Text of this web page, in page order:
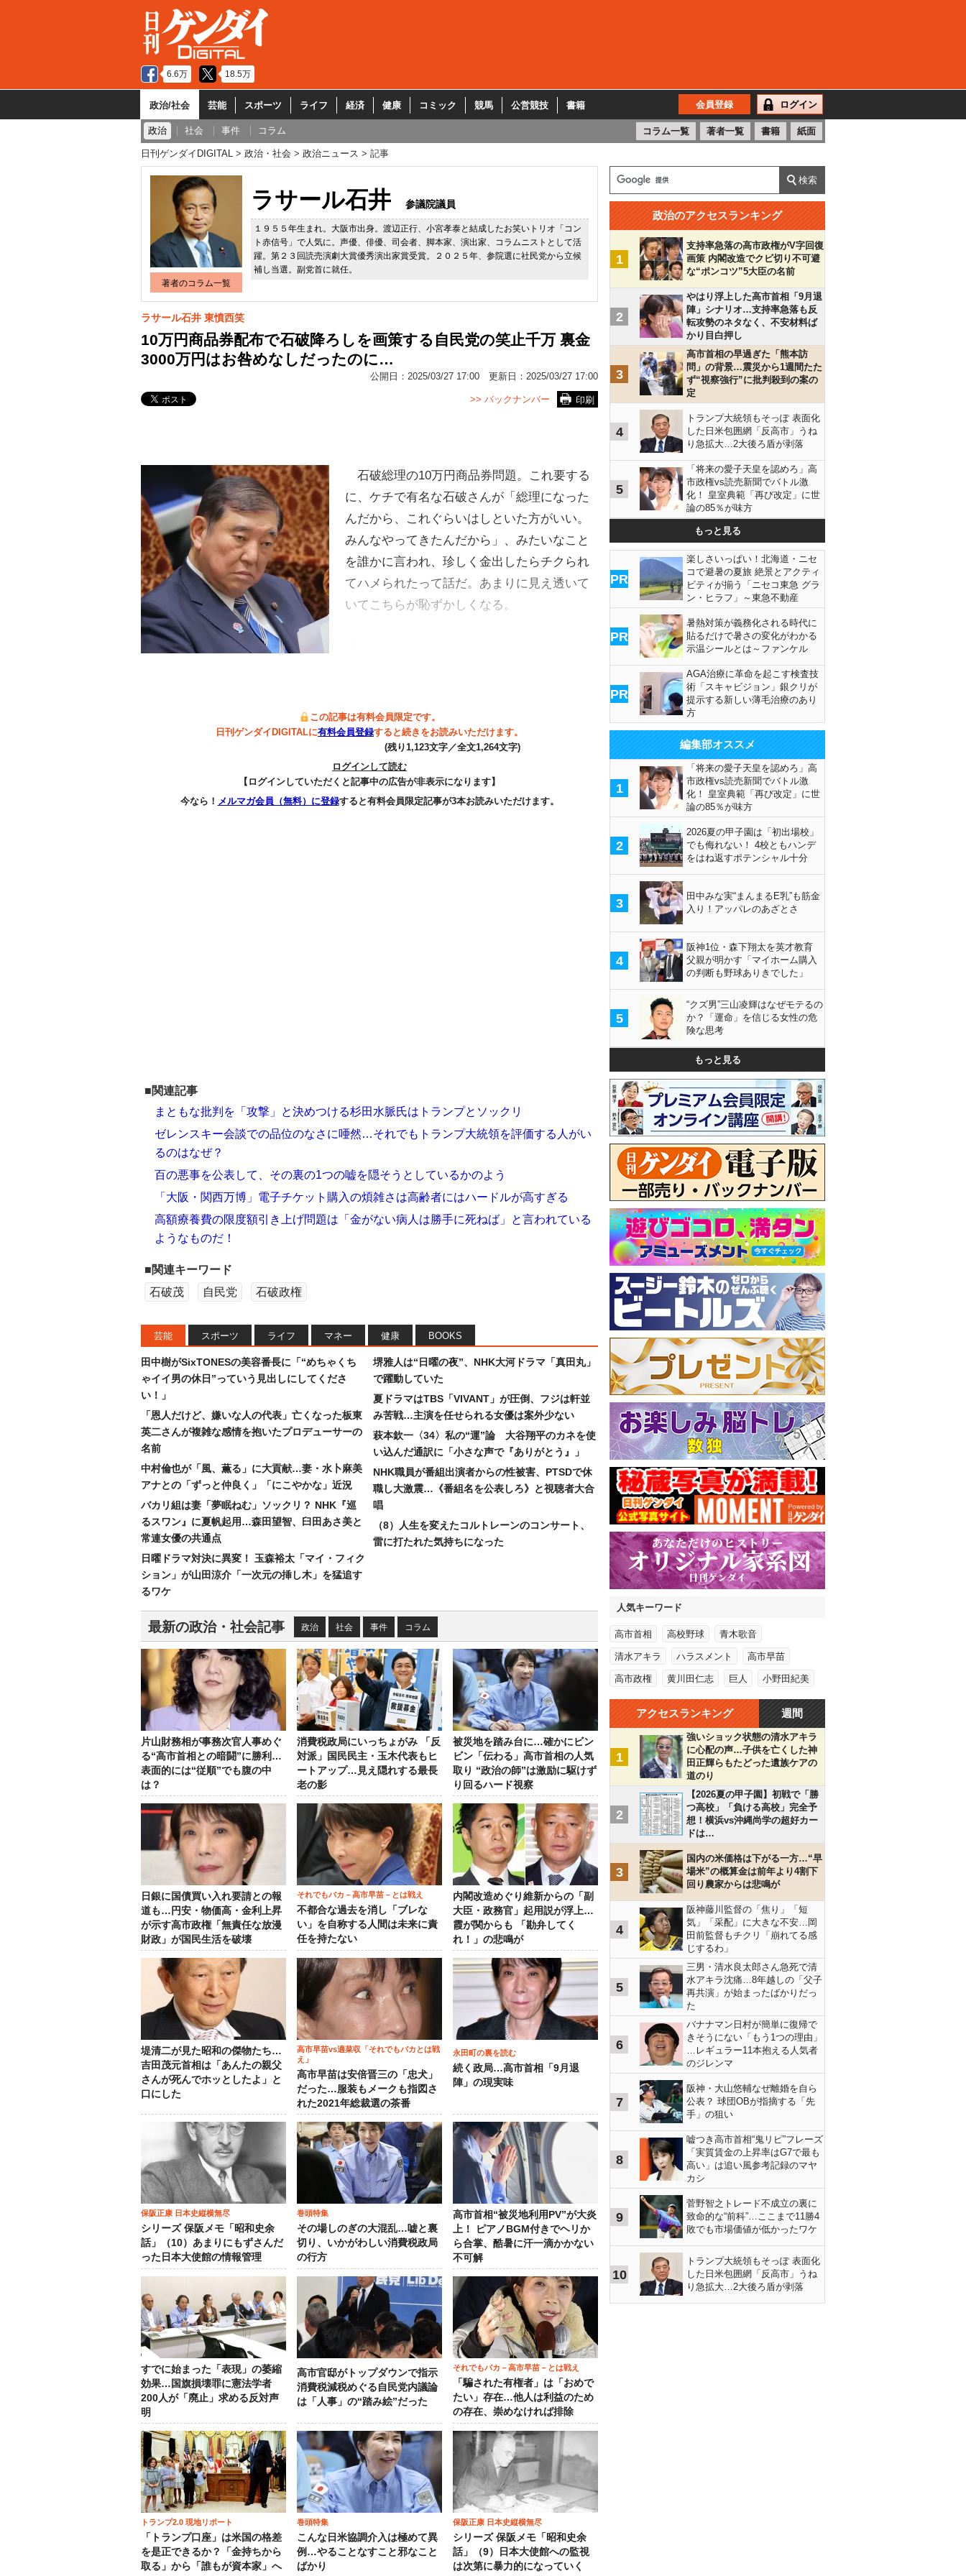
6.6万 18.5万
政治/社会 芸能 スポーツ ライフ 経済 健康 コミック 競馬 公営競技 書籍 会員登録 ログイン
政治 社会 事件 コラム コラム一覧 著者一覧 書籍 紙面
日刊ゲンダイDIGITAL 政治・社会 政治ニュース 記事
著者のコラム一覧
ラサール石井 参議院議員
１９５５年生まれ。大阪市出身。渡辺正行、小宮孝泰と結成したお笑いトリオ「コン
ト赤信号」で人気に。声優、俳優、司会者、脚本家、演出家、コラムニストとして活
躍。第２３回読売演劇大賞優秀演出家賞受賞。２０２５年、参院選に社民党から立候
補し当選。副党首に就任。
ラサール石井 東憤西笑
10万円商品券配布で石破降ろしを画策する自民党の笑止千万 裏金
3000万円はお咎めなしだったのに…
公開日： 2025/03/27 17:00 更新日： 2025/03/27 17:00
印刷
>> バックナンバー
石破総理の10万円商品券問題。これ要する
に、ケチで有名な石破さんが「総理になった
んだから、これぐらいはしといた方がいい。
みんなやってきたんだから」、みたいなこと
を誰かに言われ、珍しく金出したらチクられ
てハメられたって話だ。あまりに見え透いて
いてこちらが恥ずかしくなる。
この記事は有料会員限定です。
日刊ゲンダイDIGITALに有料会員登録すると続きをお読みいただけます。
(残り1,123文字／全文1,264文字)
ログインして読む
【ログインしていただくと記事中の広告が非表示になります】
今なら！ メルマガ会員（無料）に登録すると有料会員限定記事が3本お読みいただけます。
■関連記事
まともな批判を「攻撃」と決めつける杉田水脈氏はトランプとソックリ
ゼレンスキー会談での品位のなさに唖然…それでもトランプ大統領を評価する人がい
るのはなぜ？
百の悪事を公表して、その裏の1つの嘘を隠そうとしているかのよう
「大阪・関西万博」電子チケット購入の煩雑さは高齢者にはハードルが高すぎる
高額療養費の限度額引き上げ問題は「金がない病人は勝手に死ねば」と言われている
ようなものだ！
■関連キーワード
石破茂
自民党 石破政権
芸能 スポーツ ライフ マネー 健康 BOOKS
田中樹がSixTONESの美容番長に「“めちゃくち
ゃイイ男の休日”っていう見出しにしてくださ
い！」
「恩人だけど、嫌いな人の代表」亡くなった板東
英二さんが複雑な感情を抱いたプロデューサーの
名前
中村倫也が「風、薫る」に大貢献…妻・水卜麻美
アナとの「ずっと仲良く」「にこやかな」近況
バカリ組は妻「夢眠ねむ」ソックリ？ NHK『巡
るスワン』に夏帆起用…森田望智、臼田あさ美と
常連女優の共通点
日曜ドラマ対決に異変！ 玉森裕太「マイ・フィク
ション」が山田涼介「一次元の挿し木」を猛追す
るワケ
堺雅人は“日曜の夜”、NHK大河ドラマ「真田丸」
で躍動していた
夏ドラマはTBS「VIVANT」が圧倒、フジは軒並
み苦戦…主演を任せられる女優は案外少ない
萩本欽一〈34〉私の“運”論 大谷翔平のカネを使
い込んだ通訳に「小さな声で『ありがとう』」
NHK職員が番組出演者からの性被害、PTSDで休
職し大激震…《番組名を公表しろ》と視聴者大合
唱
（8）人生を変えたコルトレーンのコンサート、
雷に打たれた気持ちになった
最新の政治・社会記事 政治 社会 事件 コラム
片山財務相が事務次官人事めぐ
る“高市首相との暗闘”に勝利…
表面的には“従順”でも腹の中
は？
消費税政局にいっちょがみ 「反
対派」国民民主・玉木代表もヒ
ートアップ…見え隠れする最長
老の影
被災地を踏み台に…確かにビン
ビン「伝わる」高市首相の人気
取り “政治の師”は激励に駆けず
り回るハード視察
日銀に国債買い入れ要請との報
道も…円安・物価高・金利上昇
が示す高市政権「無責任な放漫
財政」が国民生活を破壊
それでもバカ－高市早苗－とは戦え
不都合な過去を消し「ブレな
い」を自称する人間は未来に責
任を持たない
内閣改造めぐり維新からの「副
大臣・政務官」起用説が浮上…
霞が関からも 「勘弁してく
れ！」の悲鳴が
堤清二が見た昭和の傑物たち…
吉田茂元首相は「あんたの親父
さんが死んでホッとしたよ」と
口にした
高市早苗vs適菜収「それでもバカとは戦
え」
高市早苗は安倍晋三の「忠犬」
だった…服装もメークも指図さ
れた2021年総裁選の茶番
永田町の裏を読む
続く政局…高市首相「9月退
陣」の現実味
保阪正康 日本史縦横無尽
シリーズ 保阪メモ「昭和史余
話」（10）あまりにもずさんだ
った日本大使館の情報管理
巻頭特集
その場しのぎの大混乱…嘘と裏
切り、いかがわしい消費税政局
の行方
高市首相“被災地利用PV”が大炎
上！ ピアノBGM付きでヘリか
ら合掌、酷暑に汗一滴かかない
不可解
すでに始まった「表現」の萎縮
効果…国旗損壊罪に憲法学者
200人が「廃止」求める反対声
明
高市官邸がトップダウンで指示
消費税減税めぐる自民党内議論
は「人事」の“踏み絵”だった
それでもバカ－高市早苗－とは戦え
「騙された有権者」は「おめで
たい」存在…他人は利益のため
の存在、崇めなければ排除
トランプ2.0 現地リポート
「トランプ口座」は米国の格差
を是正できるか？「金持ちから
取る」から「誰もが資本家」へ
巻頭特集
こんな日米協調介入は極めて異
例…やることなすこと邪なこと
ばかり
保阪正康 日本史縦横無尽
シリーズ 保阪メモ「昭和史余
話」（9）日本大使館への監視
は次第に暴力的になっていく
政治のアクセスランキング
1
支持率急落の高市政権がV字回復
画策 内閣改造でクビ切り不可避
な“ポンコツ”5大臣の名前
2
やはり浮上した高市首相「9月退
陣」シナリオ…支持率急落も反
転攻勢のネタなく、不安材料ば
かり目白押し
3
高市首相の早過ぎた「熊本訪
問」の背景…震災から1週間たた
ず“視察強行”に批判殺到の案の
定
4
トランプ大統領もそっぽ 表面化
した日米包囲網「反高市」うね
り急拡大…2大後ろ盾が剥落
5
「将来の愛子天皇を認めろ」高
市政権vs読売新聞でバトル激
化！ 皇室典範「再び改定」に世
論の85％が味方
もっと見る
PR
楽しさいっぱい！北海道・ニセ
コで避暑の夏旅 絶景とアクティ
ビティが揃う「ニセコ東急 グラ
ン・ヒラフ」～東急不動産
PR
暑熱対策が義務化される時代に
貼るだけで暑さの変化がわかる
示温シールとは～ファンケル
PR
AGA治療に革命を起こす検査技
術「スキャビジョン」銀クリが
提示する新しい薄毛治療のあり
方
編集部オススメ
1
「将来の愛子天皇を認めろ」高
市政権vs読売新聞でバトル激
化！ 皇室典範「再び改定」に世
論の85％が味方
2
2026夏の甲子園は「初出場校」
でも侮れない！ 4校ともハンデ
をはね返すポテンシャル十分
3
田中みな実“まんまるE乳”も筋金
入り！アッパレのあざとさ
4
阪神1位・森下翔太を英才教育
父親が明かす「マイホーム購入
の判断も野球ありきでした」
5
“クズ男”三山凌輝はなぜモテるの
か？「運命」を信じる女性の危
険な思考
もっと見る
人気キーワード
高市首相 高校野球 青木歌音
清水アキラ ハラスメント 高市早苗
高市政権 黄川田仁志 巨人 小野田紀美
アクセスランキング 週間
1
強いショック状態の清水アキラ
に心配の声…子供を亡くした神
田正輝らもたどった遺族ケアの
道のり
2
【2026夏の甲子園】初戦で「勝
つ高校」「負ける高校」完全予
想！横浜vs沖縄尚学の超好カー
ドは…
3
国内の米価格は下がる一方…“早
場米”の概算金は前年より4割下
回り農家からは悲鳴が
4
阪神藤川監督の「焦り」「短
気」「采配」に大きな不安…岡
田前監督もチクリ「崩れてる感
じするわ」
5
三男・清水良太郎さん急死で清
水アキラ沈痛…8年越しの「父子
再共演」が始まったばかりだっ
た
6
バナナマン日村が簡単に復帰で
きそうにない「もう1つの理由」
…レギュラー11本抱える人気者
のジレンマ
7
阪神・大山悠輔なぜ離婚を自ら
公表？ 球団OBが指摘する「先
手」の狙い
8
嘘つき高市首相“鬼リピ”フレーズ
「実質賃金の上昇率はG7で最も
高い」は追い風参考記録のマヤ
カシ
9
菅野智之トレード不成立の裏に
致命的な“前科”…ここまで11勝4
敗でも市場価値が低かったワケ
10
トランプ大統領もそっぽ 表面化
した日米包囲網「反高市」うね
り急拡大…2大後ろ盾が剥落